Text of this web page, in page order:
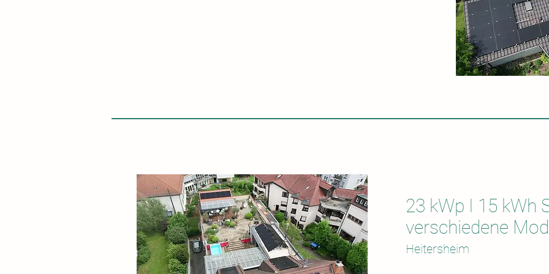
23 kWp I 15 kWh
verschiedene
Heitersheim